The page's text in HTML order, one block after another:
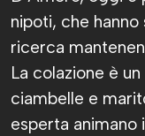
nipoti, che
ricerca
La colazione è
ciambelle e
esperta animano